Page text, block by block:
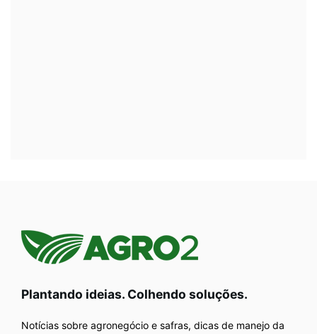
Plantando ideias. Colhendo soluções.
Notícias sobre agronegócio e safras, dicas de manejo da